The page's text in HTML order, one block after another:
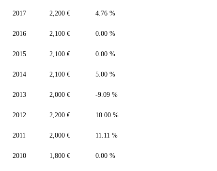
2017 2,200 € 4.76 %
2016 2,100 € 0.00 %
2015 2,100 € 0.00 %
2014 2,100 € 5.00 %
2013 2,000 € -9.09 %
2012 2,200 € 10.00 %
2011 2,000 € 11.11 %
2010 1,800 € 0.00 %